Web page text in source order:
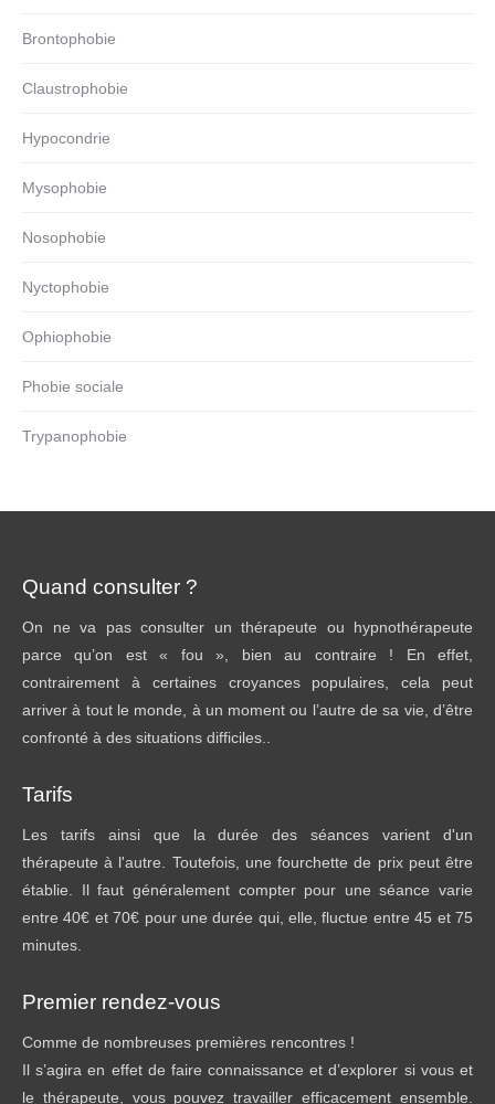
Brontophobie
Claustrophobie
Hypocondrie
Mysophobie
Nosophobie
Nyctophobie
Ophiophobie
Phobie sociale
Trypanophobie
Quand consulter ?
On ne va pas consulter un thérapeute ou hypnothérapeute
parce qu’on est « fou », bien au contraire ! En effet,
contrairement à certaines croyances populaires, cela peut
arriver à tout le monde, à un moment ou l’autre de sa vie, d’être
confronté à des situations difficiles..
Tarifs
Les tarifs ainsi que la durée des séances varient d'un
thérapeute à l'autre. Toutefois, une fourchette de prix peut être
établie. Il faut généralement compter pour une séance varie
entre 40€ et 70€ pour une durée qui, elle, fluctue entre 45 et 75
minutes.
Premier rendez-vous
Comme de nombreuses premières rencontres !
Il s’agira en effet de faire connaissance et d’explorer si vous et
le thérapeute, vous pouvez travailler efficacement ensemble.